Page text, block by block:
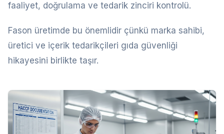
faaliyet, doğrulama ve tedarik zinciri kontrolü.
Fason üretimde bu önemlidir çünkü marka sahibi,
üretici ve içerik tedarikçileri gıda güvenliği
hikayesini birlikte taşır.